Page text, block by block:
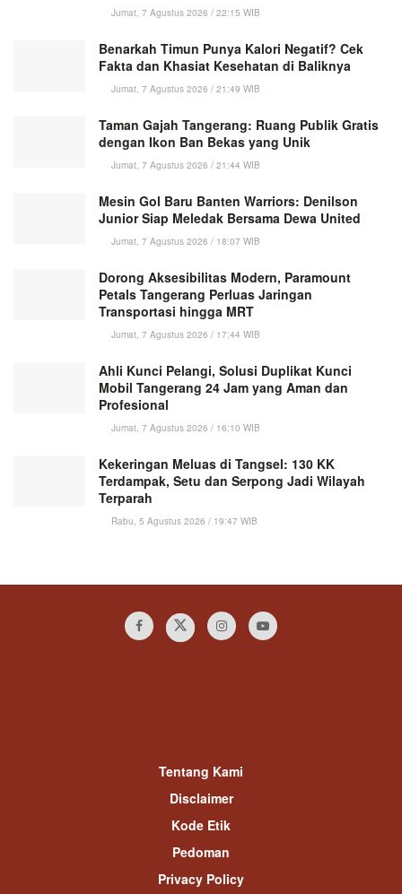
Jumat, 7 Agustus 2026 / 22:15 WIB
Benarkah Timun Punya Kalori Negatif? Cek
Fakta dan Khasiat Kesehatan di Baliknya
Jumat, 7 Agustus 2026 / 21:49 WIB
Taman Gajah Tangerang: Ruang Publik Gratis
dengan Ikon Ban Bekas yang Unik
Jumat, 7 Agustus 2026 / 21:44 WIB
Mesin Gol Baru Banten Warriors: Denilson
Junior Siap Meledak Bersama Dewa United
Jumat, 7 Agustus 2026 / 18:07 WIB
Dorong Aksesibilitas Modern, Paramount
Petals Tangerang Perluas Jaringan
Transportasi hingga MRT
Jumat, 7 Agustus 2026 / 17:44 WIB
Ahli Kunci Pelangi, Solusi Duplikat Kunci
Mobil Tangerang 24 Jam yang Aman dan
Profesional
Jumat, 7 Agustus 2026 / 16:10 WIB
Kekeringan Meluas di Tangsel: 130 KK
Terdampak, Setu dan Serpong Jadi Wilayah
Terparah
Rabu, 5 Agustus 2026 / 19:47 WIB
Tentang Kami
Disclaimer
Kode Etik
Pedoman
Privacy Policy